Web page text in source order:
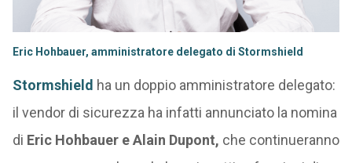
Eric Hohbauer, amministratore delegato di Stormshield
Stormshield ha un doppio amministratore delegato:
il vendor di sicurezza ha infatti annunciato la nomina
di Eric Hohbauer e Alain Dupont, che continueranno